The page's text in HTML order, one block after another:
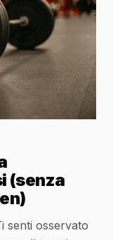
(senza
senti osservato